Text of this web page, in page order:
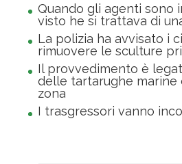
Quando gli agenti sono
visto he si trattava di
La polizia ha avvisato i
rimuovere le sculture
Il provvedimento è
delle tartarughe marine
zona
I trasgressori vanno